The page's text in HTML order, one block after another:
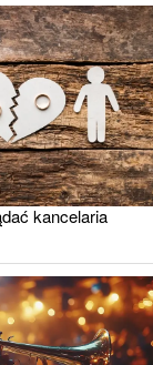
kancelaria